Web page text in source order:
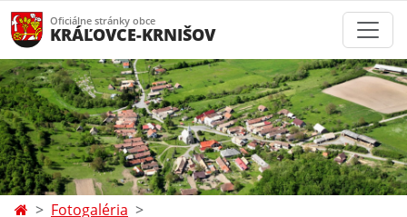
Oficiálne stránky obce
KRÁĽOVCE-KRNIŠOV
Fotogaléria